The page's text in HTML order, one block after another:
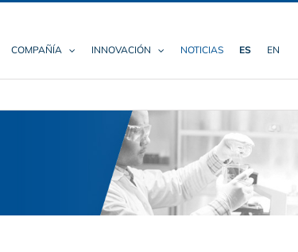
COMPAÑÍA INNOVACIÓN NOTICIAS ES EN